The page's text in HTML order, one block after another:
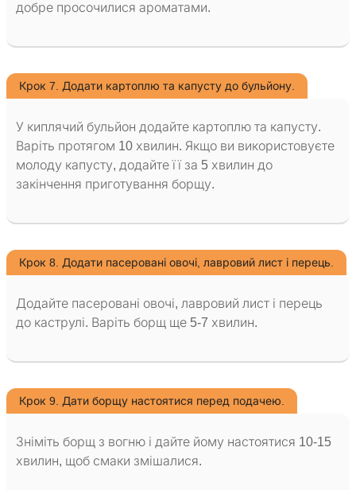
добре просочилися ароматами.
Крок 7. Додати картоплю та капусту до бульйону.
У киплячий бульйон додайте картоплю та капусту.
Варіть протягом 10 хвилин. Якщо ви використовуєте
молоду капусту, додайте її за 5 хвилин до
закінчення приготування борщу.
Крок 8. Додати пасеровані овочі, лавровий лист і перець.
Додайте пасеровані овочі, лавровий лист і перець
до каструлі. Варіть борщ ще 5-7 хвилин.
Крок 9. Дати борщу настоятися перед подачею.
Зніміть борщ з вогню і дайте йому настоятися 10-15
хвилин, щоб смаки змішалися.